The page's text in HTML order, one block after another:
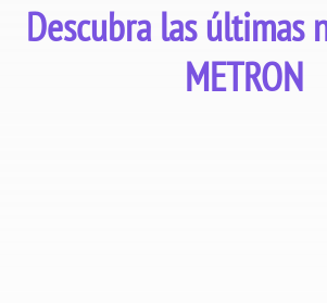
Descubra las últimas
METRON